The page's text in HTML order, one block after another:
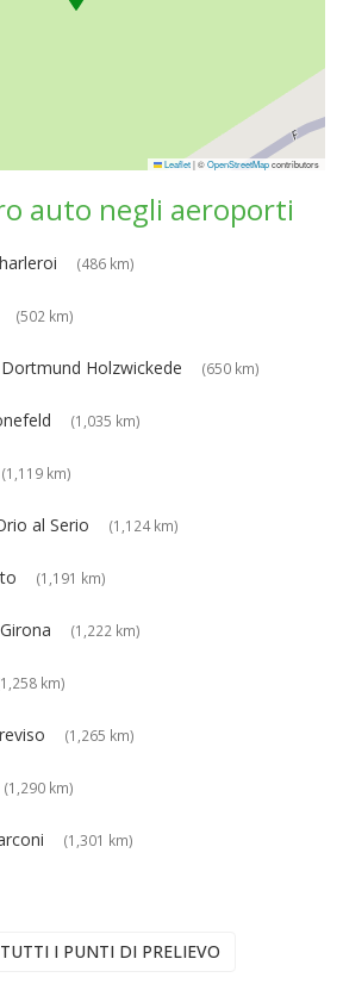
Leaflet|©OpenStreetMapcontributors
auto negli aeroporti
(486 km)
(502 km)
Holzwickede (650 km)
(1,035 km)
(1,119 km)
al Serio (1,124 km)
(1,191 km)
(1,222 km)
km)
(1,265 km)
(1,290 km)
(1,301 km)
I PUNTI DI PRELIEVO